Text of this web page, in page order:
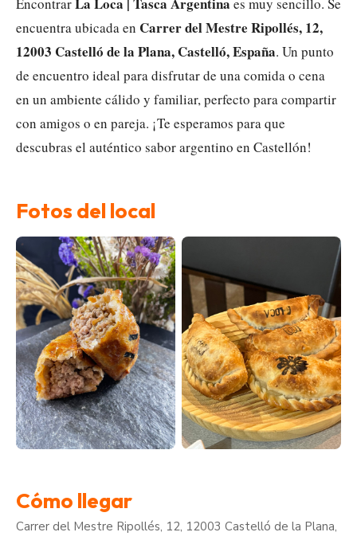
encuentra ubicada en Carrer del Mestre Ripollés, 12,
12003 Castelló de la Plana, Castelló, España. Un punto
de encuentro ideal para disfrutar de una comida o cena
en un ambiente cálido y familiar, perfecto para compartir
con amigos o en pareja. ¡Te esperamos para que
descubras el auténtico sabor argentino en Castellón!
Fotos del local
Cómo llegar
Carrer del Mestre Ripollés, 12, 12003 Castelló de la Plana,